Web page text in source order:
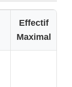
Effectif
Maximal